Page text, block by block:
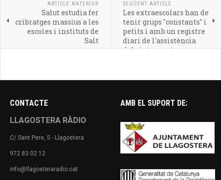
ARTICLE ANTERIOR
Salut estudia fer
cribratges massius a les
escoles i instituts de
Salt
SEGÜENT ARTICLE
Les extraescolars han de
tenir grups "constants" i
petits i amb un registre
diari de l'assistència
dels integrants
CONTACTE
LLAGOSTERA RÀDIO
C/ Sant Pere, 5 - Llagostera
972 83 02 12
info@llagosteraradio.cat
AMB EL SUPORT DE: